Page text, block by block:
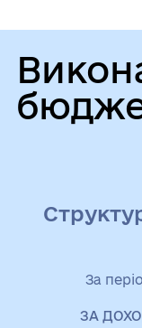
За
ЗА